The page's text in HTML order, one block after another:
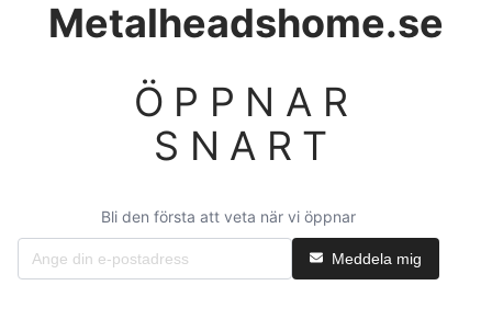
Metalheadshome.se
ÖPPNAR
SNART
Bli den första att veta när vi öppnar
Meddela mig